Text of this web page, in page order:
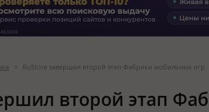
> RuStore завершил второй этап Фабрики мобильных игр
второй этап